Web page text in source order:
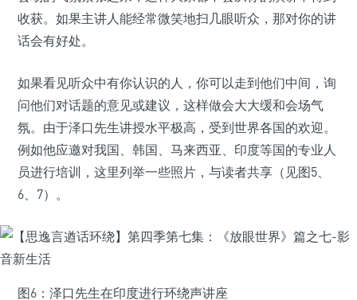
收获。如果主讲人能经常微笑地扫几眼听众，那对你的讲
话会有好处。
如果看见听众中有你认识的人，你可以走到他们中间，询
问他们对话题的意见或建议，这样做会大大缓和会场气
氛。由于泽口先生讲授水平极高，受到世界各国的欢迎。
例如他应邀对我国、韩国、马来西亚、印度等国的专业人
员进行培训，这里列举一些照片，与读者共享（见图5、
6、7）。
图6：泽口先生在印度进行环绕声讲座